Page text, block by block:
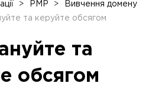
> PMP >
Вивчення домену
та керуйте обсягом
та
обсягом